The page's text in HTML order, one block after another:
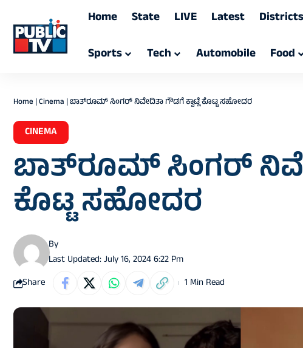
Home State LIVE Latest Districts
Sports
Tech Automobile Food
Home |Cinema |ಬಾತ್‌ರೂಮ್ ಸಿಂಗರ್ ನಿವೇದಿತಾ ಗೌಡಗೆ ಕ್ವಾಟ್ಲೆ ಕೊಟ್ಟ ಸಹೋದರ
CINEMA
ಬಾತ್‌ರೂಮ್ ಸಿಂಗರ್
ಕೊಟ್ಟ ಸಹೋದರ
Last Updated: July 16, 2024 6:22 Pm
By
Share 1 Min Read